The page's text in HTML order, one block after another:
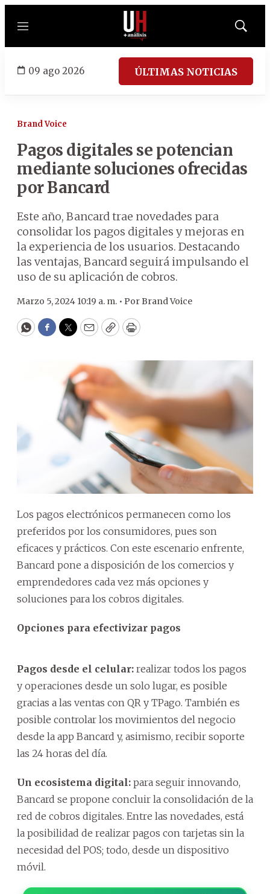
Menú
Mostrar
09 ago 2026 ÚLTIMAS NOTICIAS
Brand Voice
Pagos digitales se potencian
mediante soluciones ofrecidas
por Bancard
Este año, Bancard trae novedades para
consolidar los pagos digitales y mejoras en
la experiencia de los usuarios. Destacando
las ventajas, Bancard seguirá impulsando el
uso de su aplicación de cobros.
Marzo 5, 2024 10:19 a. m. • PorBrand Voice
WhatsApp
Facebook
Twitter
EmailCopyPrint
Los pagos electrónicos permanecen como los
preferidos por los consumidores, pues son
eficaces y prácticos. Con este escenario enfrente,
Bancard pone a disposición de los comercios y
emprendedores cada vez más opciones y
soluciones para los cobros digitales.
Opciones para efectivizar pagos
Pagos desde el celular: realizar todos los pagos
y operaciones desde un solo lugar, es posible
gracias a las ventas con QR y TPago. También es
posible controlar los movimientos del negocio
desde la app Bancard y, asimismo, recibir soporte
las 24 horas del día.
Un ecosistema digital: para seguir innovando,
Bancard se propone concluir la consolidación de la
red de cobros digitales. Entre las novedades, está
la posibilidad de realizar pagos con tarjetas sin la
necesidad del POS; todo, desde un dispositivo
móvil.